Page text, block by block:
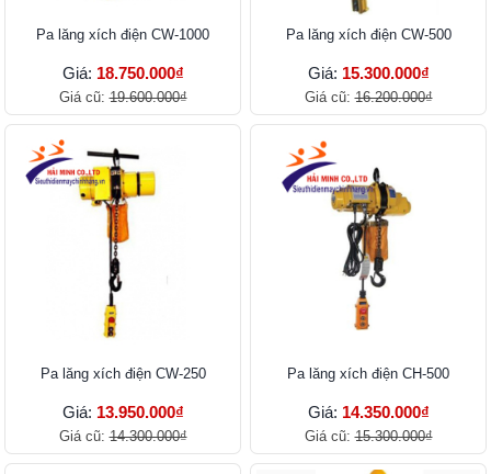
Pa lăng xích điện CW-1000
Giá: 18.750.000₫
Giá cũ:19.600.000₫
Pa lăng xích điện CW-500
Giá: 15.300.000₫
Giá cũ:16.200.000₫
Pa lăng xích điện CW-250
Giá: 13.950.000₫
Giá cũ:14.300.000₫
Pa lăng xích điện CH-500
Giá: 14.350.000₫
Giá cũ:15.300.000₫